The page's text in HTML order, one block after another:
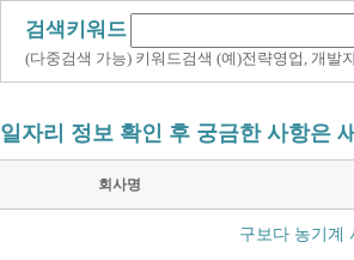
검색키워드
(다중검색 가능) 키워드검색 (예)전략영업, 개발
일자리 정보 확인 후 궁금한 사항은
회사명
구보다 농기계